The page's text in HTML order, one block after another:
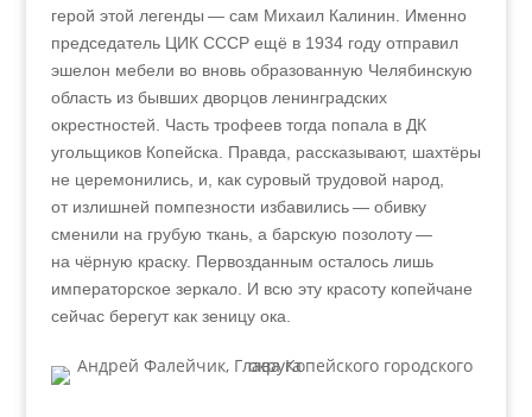
герой этой легенды — сам Михаил Калинин. Именно
председатель ЦИК СССР ещё в 1934 году отправил
эшелон мебели во вновь образованную Челябинскую
область из бывших дворцов ленинградских
окрестностей. Часть трофеев тогда попала в ДК
угольщиков Копейска. Правда, рассказывают, шахтёры
не церемонились, и, как суровый трудовой народ,
от излишней помпезности избавились — обивку
сменили на грубую ткань, а барскую позолоту —
на чёрную краску. Первозданным осталось лишь
императорское зеркало. И всю эту красоту копейчане
сейчас берегут как зеницу ока.